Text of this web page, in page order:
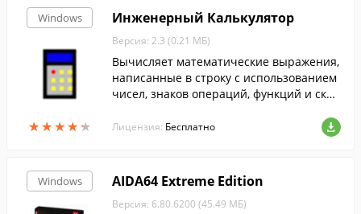
Windows
★★★★★
★★★★★
Инженерный Калькулятор
Версия: 2.3 (0.21 МБ)
Вычисляет математические выражения,
написанные в строку с использованием
чисел, знаков операций, функций и скоб
ользованием единиц измерения
Лицензия: Бесплатно
Windows AIDA64 Extreme Edition
Версия: 6.80.6200 (45.49 МБ)